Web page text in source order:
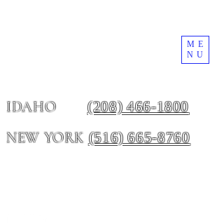
ME
NU
IDAHO(208) 466-1800
NEW YORK (516) 665-8760